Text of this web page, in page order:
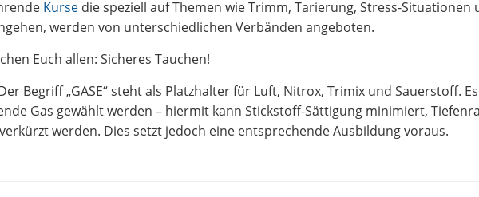
Kurse die speziell auf Themen wie Trimm, Tarierung, Stress-
werden von unterschiedlichen Verbänden angeboten.
Euch allen: Sicheres Tauchen!
Begriff „GASE“ steht als Platzhalter für Luft, Nitrox, Trimix und Sauerstoff.
Gas gewählt werden – hiermit kann Stickstoff-Sättigung minimiert,
werden. Dies setzt jedoch eine entsprechende Ausbildung voraus.